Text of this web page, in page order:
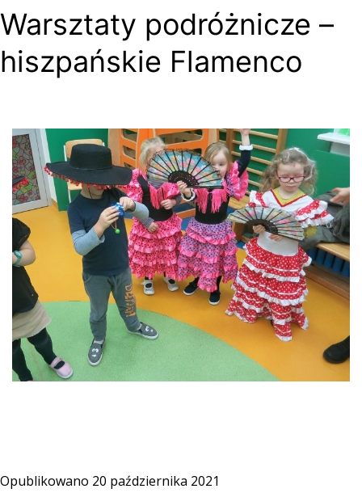
Warsztaty podróżnicze –
hiszpańskie Flamenco
Opublikowano 20 października 2021